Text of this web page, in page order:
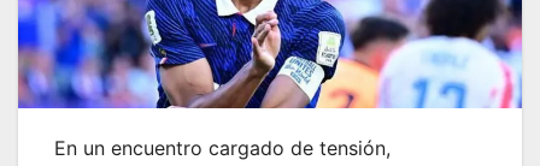
En un encuentro cargado de tensión,